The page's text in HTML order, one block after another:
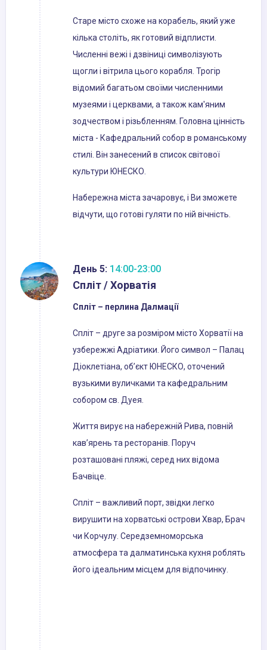
Старе місто схоже на корабель, який уже
кілька століть, як готовий відплисти.
Численні вежі і дзвіниці символізують
щогли і вітрила цього корабля. Трогір
відомий багатьом своїми численними
музеями і церквами, а також кам'яним
зодчеством і різьбленням. Головна цінність
міста - Кафедральний собор в романському
стилі. Він занесений в список світової
культури ЮНЕСКО.
Набережна міста зачаровує, і Ви зможете
відчути, що готові гуляти по ній вічність.
День 5: 14:00-23:00
Спліт / Хорватія
Спліт – перлина Далмації
Спліт – друге за розміром місто Хорватії на
узбережжі Адріатики. Його символ – Палац
Діоклетіана, об’єкт ЮНЕСКО, оточений
вузькими вуличками та кафедральним
собором св. Дуея.
Життя вирує на набережній Рива, повній
кав’ярень та ресторанів. Поруч
розташовані пляжі, серед них відома
Бачвіце.
Спліт – важливий порт, звідки легко
вирушити на хорватські острови Хвар, Брач
чи Корчулу. Середземноморська
атмосфера та далматинська кухня роблять
його ідеальним місцем для відпочинку.